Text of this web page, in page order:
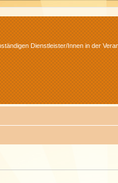
Dienstleister/Innen in der